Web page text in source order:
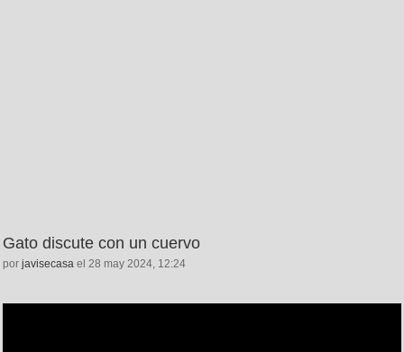
Gato discute con un cuervo
por javisecasa el 28 may 2024, 12:24